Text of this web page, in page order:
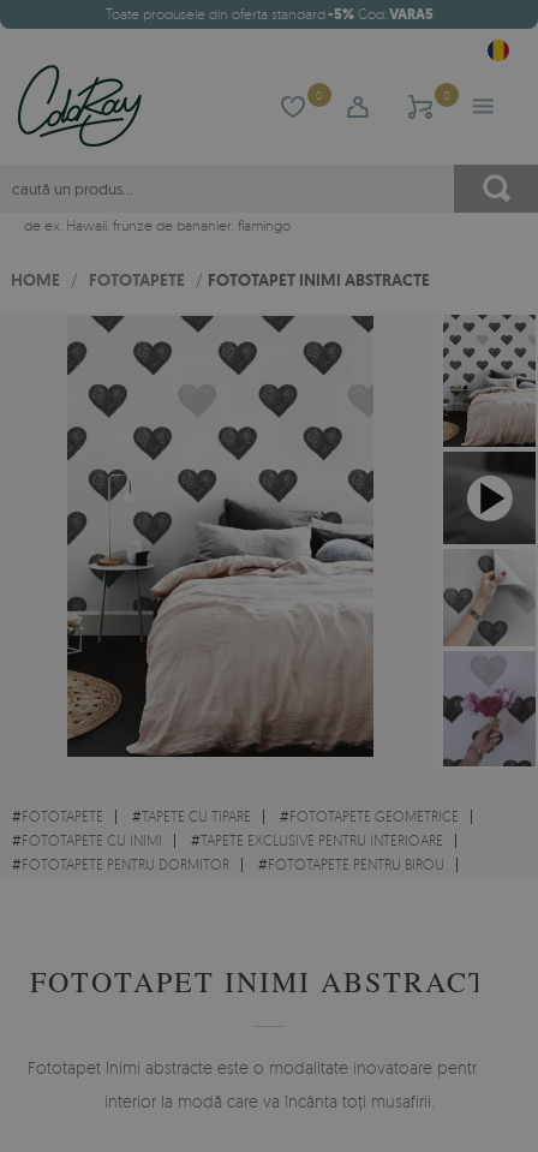
Toate produsele din oferta standard-5%Cod:VARA5
0 0
de ex. Hawaii, frunze de bananier, flamingo
HOME / FOTOTAPETE / FOTOTAPET INIMI ABSTRACTE
#FOTOTAPETE #TAPETE CU TIPARE #FOTOTAPETE GEOMETRICE
#FOTOTAPETE CU INIMI #TAPETE EXCLUSIVE PENTRU INTERIOARE
#FOTOTAPETE PENTRU DORMITOR #FOTOTAPETE PENTRU BIROU
FOTOTAPET INIMI ABSTRACTE
Fototapet Inimi abstracte este o modalitate inovatoare pentru un
interior la modă care va încânta toți musafirii.